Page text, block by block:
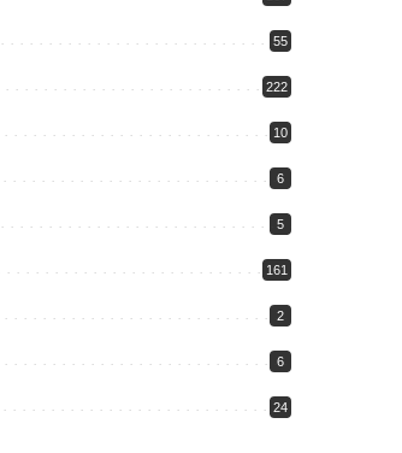
55
222
10
6
5
161
2
6
24